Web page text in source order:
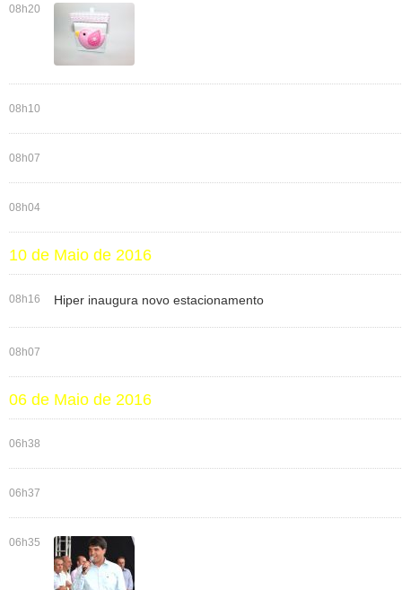
08h20
08h10
08h07
08h04
10 de Maio de 2016
08h16 Hiper inaugura novo estacionamento
08h07
06 de Maio de 2016
06h38
06h37
06h35